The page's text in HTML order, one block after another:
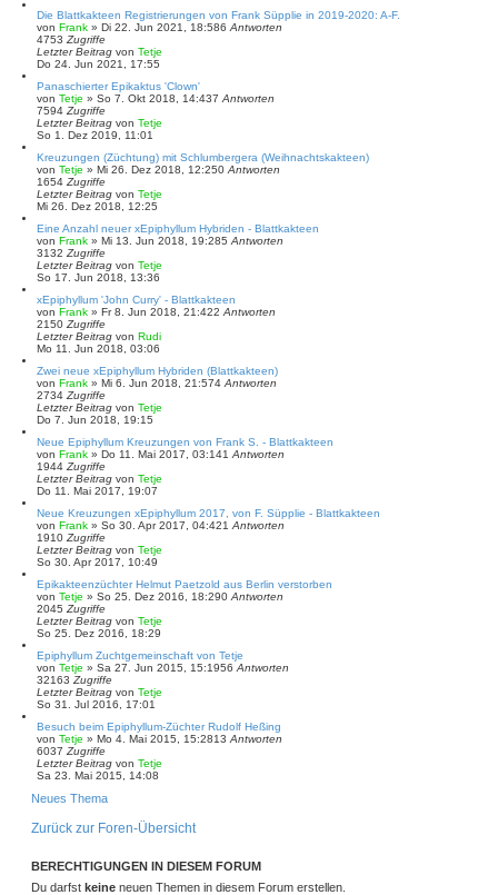
Die Blattkakteen Registrierungen von Frank Süpplie in 2019-2020: A-F.
von Frank » Di 22. Jun 2021, 18:586 Antworten
4753 Zugriffe
Letzter Beitrag von Tetje
Do 24. Jun 2021, 17:55
Panaschierter Epikaktus 'Clown'
von Tetje » So 7. Okt 2018, 14:437 Antworten
7594 Zugriffe
Letzter Beitrag von Tetje
So 1. Dez 2019, 11:01
Kreuzungen (Züchtung) mit Schlumbergera (Weihnachtskakteen)
von Tetje » Mi 26. Dez 2018, 12:250 Antworten
1654 Zugriffe
Letzter Beitrag von Tetje
Mi 26. Dez 2018, 12:25
Eine Anzahl neuer xEpiphyllum Hybriden - Blattkakteen
von Frank » Mi 13. Jun 2018, 19:285 Antworten
3132 Zugriffe
Letzter Beitrag von Tetje
So 17. Jun 2018, 13:36
xEpiphyllum 'John Curry' - Blattkakteen
von Frank » Fr 8. Jun 2018, 21:422 Antworten
2150 Zugriffe
Letzter Beitrag von Rudi
Mo 11. Jun 2018, 03:06
Zwei neue xEpiphyllum Hybriden (Blattkakteen)
von Frank » Mi 6. Jun 2018, 21:574 Antworten
2734 Zugriffe
Letzter Beitrag von Tetje
Do 7. Jun 2018, 19:15
Neue Epiphyllum Kreuzungen von Frank S. - Blattkakteen
von Frank » Do 11. Mai 2017, 03:141 Antworten
1944 Zugriffe
Letzter Beitrag von Tetje
Do 11. Mai 2017, 19:07
Neue Kreuzungen xEpiphyllum 2017, von F. Süpplie - Blattkakteen
von Frank » So 30. Apr 2017, 04:421 Antworten
1910 Zugriffe
Letzter Beitrag von Tetje
So 30. Apr 2017, 10:49
Epikakteenzüchter Helmut Paetzold aus Berlin verstorben
von Tetje » So 25. Dez 2016, 18:290 Antworten
2045 Zugriffe
Letzter Beitrag von Tetje
So 25. Dez 2016, 18:29
Epiphyllum Zuchtgemeinschaft von Tetje
von Tetje » Sa 27. Jun 2015, 15:1956 Antworten
32163 Zugriffe
Letzter Beitrag von Tetje
So 31. Jul 2016, 17:01
Besuch beim Epiphyllum-Züchter Rudolf Heßing
von Tetje » Mo 4. Mai 2015, 15:2813 Antworten
6037 Zugriffe
Letzter Beitrag von Tetje
Sa 23. Mai 2015, 14:08
Neues Thema
Zurück zur Foren-Übersicht
BERECHTIGUNGEN IN DIESEM FORUM
Du darfst keine neuen Themen in diesem Forum erstellen.